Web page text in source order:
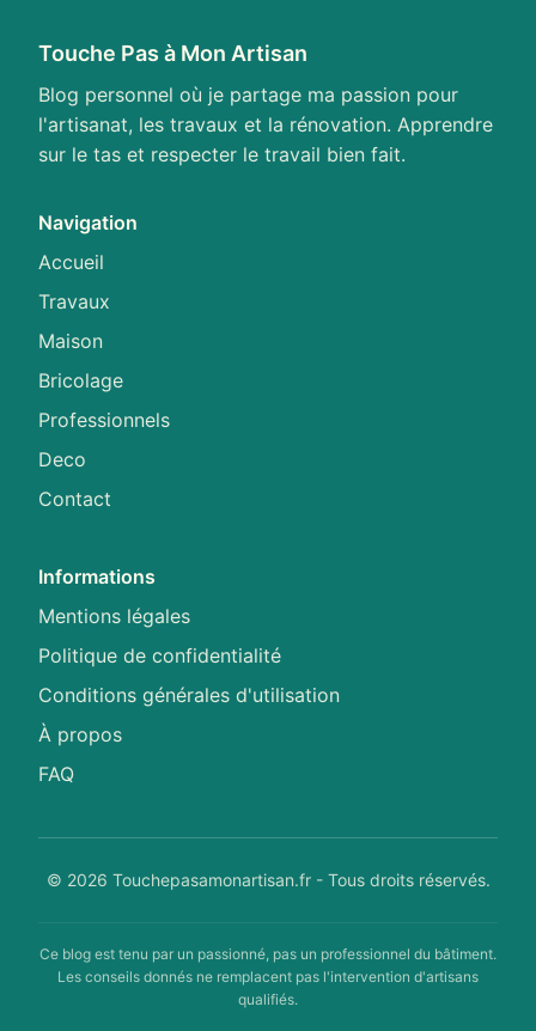
Touche Pas à Mon Artisan
Blog personnel où je partage ma passion pour
l'artisanat, les travaux et la rénovation. Apprendre
sur le tas et respecter le travail bien fait.
Navigation
Accueil
Travaux
Maison
Bricolage
Professionnels
Deco
Contact
Informations
Mentions légales
Politique de confidentialité
Conditions générales d'utilisation
À propos
FAQ
© 2026 Touchepasamonartisan.fr - Tous droits réservés.
Ce blog est tenu par un passionné, pas un professionnel du bâtiment.
Les conseils donnés ne remplacent pas l'intervention d'artisans
qualifiés.